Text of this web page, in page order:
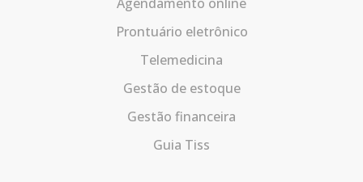
Prontuário eletrônico
Telemedicina
Gestão de estoque
Gestão financeira
Guia Tiss